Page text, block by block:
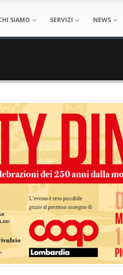
SIAMO SERVIZI NEWS